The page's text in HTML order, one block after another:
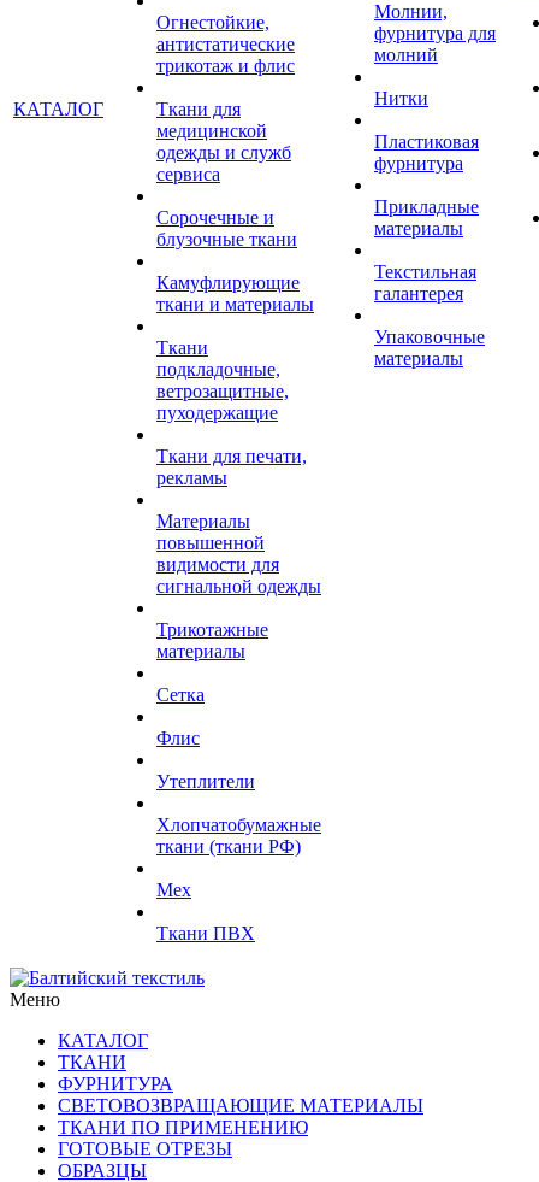
КАТАЛОГ
Огнестойкие,
антистатические
трикотаж и флис
Ткани для
медицинской
одежды и служб
сервиса
Сорочечные и
блузочные ткани
Камуфлирующие
ткани и материалы
Ткани
подкладочные,
ветрозащитные,
пуходержащие
Ткани для печати,
рекламы
Материалы
повышенной
видимости для
сигнальной одежды
Трикотажные
материалы
Сетка
Флис
Утеплители
Хлопчатобумажные
ткани (ткани РФ)
Мех
Ткани ПВХ
Молнии,
фурнитура для
молний
Нитки
Пластиковая
фурнитура
Прикладные
материалы
Текстильная
галантерея
Упаковочные
материалы
Меню
КАТАЛОГ
ТКАНИ
ФУРНИТУРА
СВЕТОВОЗВРАЩАЮЩИЕ МАТЕРИАЛЫ
ТКАНИ ПО ПРИМЕНЕНИЮ
ГОТОВЫЕ ОТРЕЗЫ
ОБРАЗЦЫ